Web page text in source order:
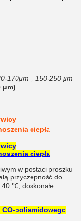
170μm，150-250 μm
μm)
ciepła
ciepła
w postaci proszku
przyczepność do
40 ℃, doskonałe
poliamidowego